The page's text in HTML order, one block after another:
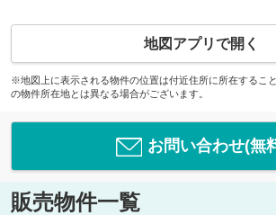
地図アプリで開く
※地図上に表示される物件の位置は付近住所に所在するこ
の物件所在地とは異なる場合がございます。
お問い合わせ(無
販売物件一覧